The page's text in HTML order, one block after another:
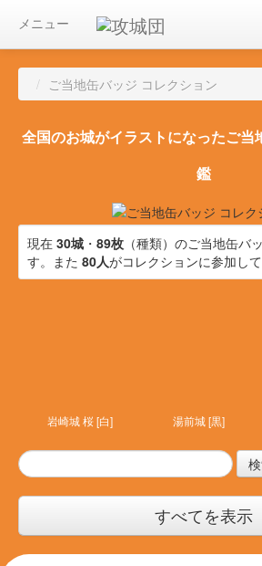
メニュー
/ ご当地缶バッジ コレクション
全国のお城がイラストになったご当
鑑
現在 30城 ・ 89枚 （種類）のご当地缶バ
す。また 80人がコレクションに参加して
岩崎城 桜 [白] 湯前城 [黒]
すべてを表示